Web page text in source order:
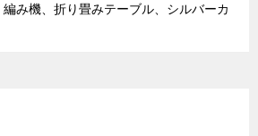
編み機、折り畳みテーブル、シルバーカ